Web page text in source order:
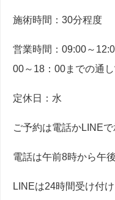
施術時間：30分程度
営業時間：09:00～
00～18：00までの通し
定休日：水
ご予約は電話かLINEで
電話は午前8時から午
LINEは24時間受け付